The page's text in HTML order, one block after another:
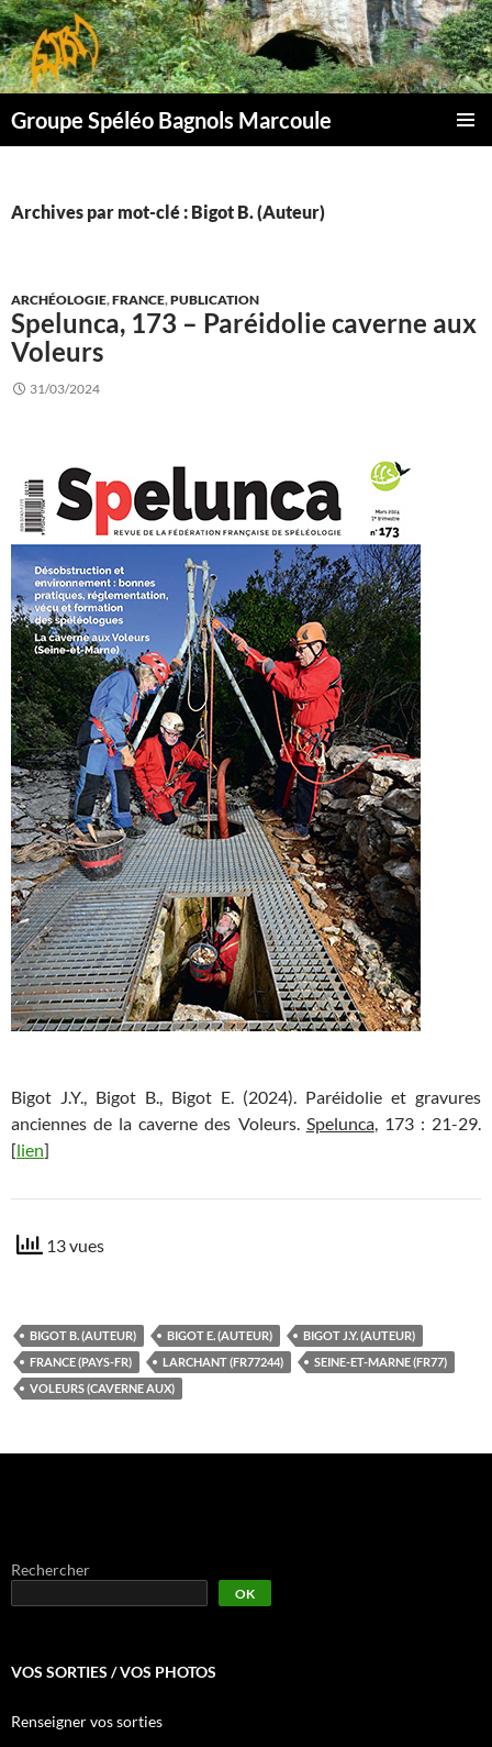
Aller
au
contenu
Groupe Spéléo Bagnols Marcoule
Archives par mot-clé : Bigot B. (Auteur)
ARCHÉOLOGIE,FRANCE,PUBLICATION
Spelunca, 173 – Paréidolie caverne aux
Voleurs
31/03/2024
Bigot J.Y., Bigot B., Bigot E. (2024). Paréidolie et gravures
anciennes de la caverne des Voleurs. Spelunca, 173 : 21-29.
[lien]
13 vues
BIGOT B. (AUTEUR) BIGOT E. (AUTEUR)
BIGOT J.Y. (AUTEUR)
FRANCE (PAYS-FR)
LARCHANT (FR77244)
SEINE-ET-MARNE (FR77)
VOLEURS (CAVERNE AUX)
Rechercher
OK
VOS SORTIES / VOS PHOTOS
Renseigner vos sorties